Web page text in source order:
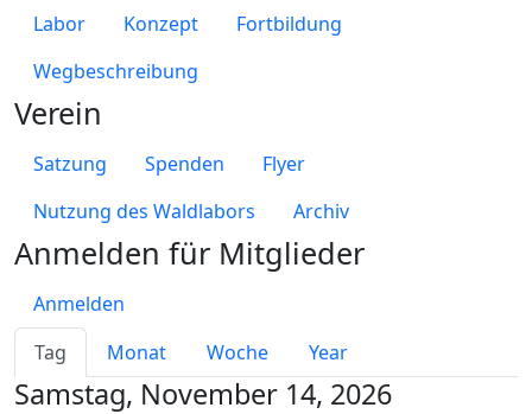
Primary tabs
Tag Monat Woche Year
Samstag, November 14, 2026
Labor Konzept
Fortbildung
Wegbeschreibung
Verein
Satzung Spenden
Flyer
Nutzung des Waldlabors
Archiv
Anmelden für Mitglieder
Anmelden